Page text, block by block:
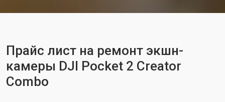
Прайс лист на ремонт экшн-
камеры DJI Pocket 2 Creator
Combo